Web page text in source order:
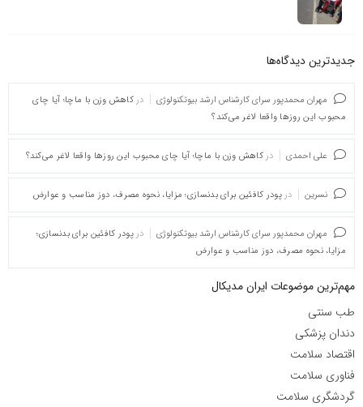
جدیدترین دیدگاه‌‌ها
مهران محمدپور سرای کارشناس ارشد بیوتکنولوژی در کاهش وزن با ماچا؛ آیا چای
محبوب این روزها واقعا لاغر می‌کند؟
علی احمدی در کاهش وزن با ماچا؛ آیا چای محبوب این روزها واقعا لاغر می‌کند؟
نسرین در پودر کافئین برای بدنسازی؛ مزایا، نحوه مصرف، دوز مناسب و عوارض
مهران محمدپور سرای کارشناس ارشد بیوتکنولوژی در پودر کافئین برای بدنسازی؛
مزایا، نحوه مصرف، دوز مناسب و عوارض
مهم‌ترین موضوعات ایران مدیکال
طب سنتی
دندان پزشکی
اقتصاد سلامت
فناوری سلامت
گردشگری سلامت